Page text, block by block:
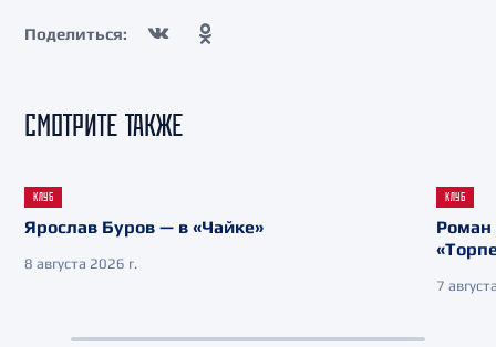
Поделиться:
СМОТРИТЕ ТАКЖЕ
КЛУБ
Ярослав Буров — в «Чайке»
8 августа 2026 г.
КЛУБ
Роман
7